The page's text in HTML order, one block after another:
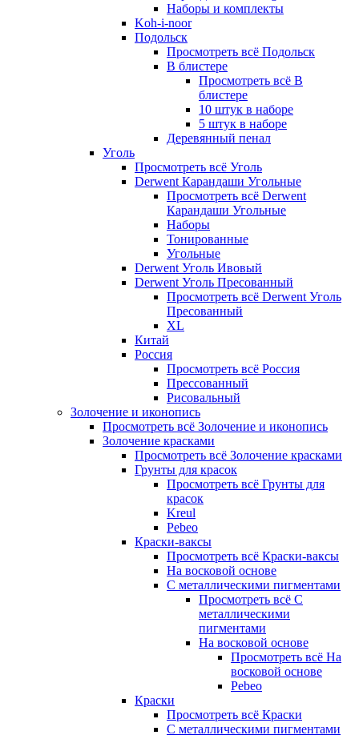
Наборы и комплекты
Koh-i-noor
Подольск
Просмотреть всё Подольск
В блистере
Просмотреть всё В
блистере
10 штук в наборе
5 штук в наборе
Деревянный пенал
Уголь
Просмотреть всё Уголь
Derwent Карандаши Угольные
Просмотреть всё Derwent
Карандаши Угольные
Наборы
Тонированные
Угольные
Derwent Уголь Ивовый
Derwent Уголь Пресованный
Просмотреть всё Derwent Уголь
Пресованный
XL
Китай
Россия
Просмотреть всё Россия
Прессованный
Рисовальный
Золочение и иконопись
Просмотреть всё Золочение и иконопись
Золочение красками
Просмотреть всё Золочение красками
Грунты для красок
Просмотреть всё Грунты для
красок
Kreul
Pebeo
Краски-ваксы
Просмотреть всё Краски-ваксы
На восковой основе
С металлическими пигментами
Просмотреть всё С
металлическими
пигментами
На восковой основе
Просмотреть всё На
восковой основе
Pebeo
Краски
Просмотреть всё Краски
С металлическими пигментами